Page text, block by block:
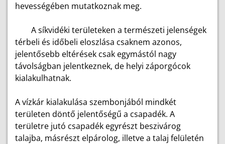
hevességében mutatkoznak meg.
A síkvidéki területeken a természeti jelenségek
térbeli és időbeli eloszlása csaknem azonos,
jelentősebb eltérések csak egymástól nagy
távolságban jelentkeznek, de helyi záporgócok
kialakulhatnak.
A vízkár kialakulása szembonjából mindkét
területen döntő jelentőségű a csapadék. A
területre jutó csapadék egyrészt beszivárog
talajba, másrészt elpárolog, illetve a talaj felületén